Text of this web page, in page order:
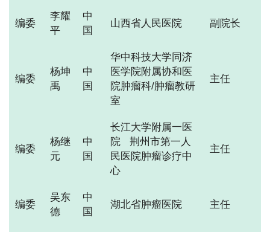
编委
李耀
平
中
国
山西省人民医院 副院长
编委
杨坤
禹
中
国
华中科技大学同济
医学院附属协和医
院肿瘤科/肿瘤教研
室
主任
编委
杨继
元
中
国
长江大学附属一医
院 荆州市第一人
民医院肿瘤诊疗中
心
主任
编委
吴东
德
中
国
湖北省肿瘤医院 主任